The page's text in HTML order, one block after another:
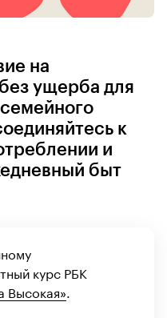
на
ущерба для
к
и
быт
курс РБК
Высокая»